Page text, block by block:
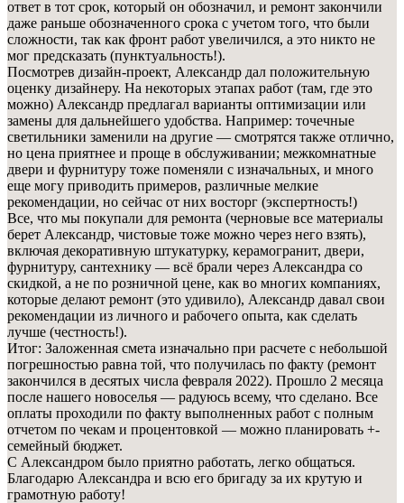
ответ в тот срок, который он обозначил, и ремонт закончили
даже раньше обозначенного срока с учетом того, что были
сложности, так как фронт работ увеличился, а это никто не
мог предсказать (пунктуальность!).
Посмотрев дизайн-проект, Александр дал положительную
оценку дизайнеру. На некоторых этапах работ (там, где это
можно) Александр предлагал варианты оптимизации или
замены для дальнейшего удобства. Например: точечные
светильники заменили на другие — смотрятся также отлично,
но цена приятнее и проще в обслуживании; межкомнатные
двери и фурнитуру тоже поменяли с изначальных, и много
еще могу приводить примеров, различные мелкие
рекомендации, но сейчас от них восторг (экспертность!)
Все, что мы покупали для ремонта (черновые все материалы
берет Александр, чистовые тоже можно через него взять),
включая декоративную штукатурку, керамогранит, двери,
фурнитуру, сантехнику — всё брали через Александра со
скидкой, а не по розничной цене, как во многих компаниях,
которые делают ремонт (это удивило), Александр давал свои
рекомендации из личного и рабочего опыта, как сделать
лучше (честность!).
Итог: Заложенная смета изначально при расчете с небольшой
погрешностью равна той, что получилась по факту (ремонт
закончился в десятых числа февраля 2022). Прошло 2 месяца
после нашего новоселья — радуюсь всему, что сделано. Все
оплаты проходили по факту выполненных работ с полным
отчетом по чекам и процентовкой — можно планировать +-
семейный бюджет.
С Александром было приятно работать, легко общаться.
Благодарю Александра и всю его бригаду за их крутую и
грамотную работу!